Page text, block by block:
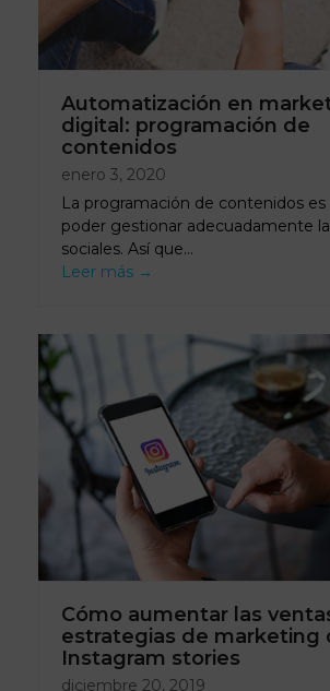
Automatización en
digital: programación de
contenidos
enero 3, 2020
La programación de contenidos es
poder gestionar adecuadamente
sociales. Así que…
Leer más →
Cómo aumentar las
estrategias de marketing
Instagram stories
diciembre 20, 2019